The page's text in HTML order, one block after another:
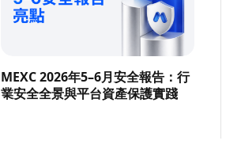
MEXC 2026年5–6月安全報告：行
業安全全景與平台資產保護實踐